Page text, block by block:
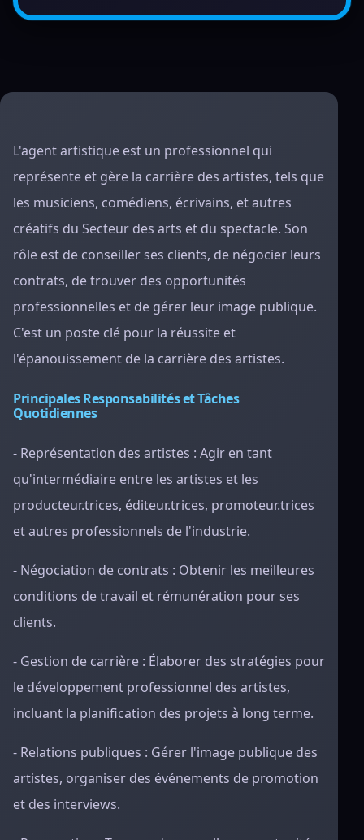
L'agent artistique est un professionnel qui
représente et gère la carrière des artistes, tels que
les musiciens, comédiens, écrivains, et autres
créatifs du Secteur des arts et du spectacle. Son
rôle est de conseiller ses clients, de négocier leurs
contrats, de trouver des opportunités
professionnelles et de gérer leur image publique.
C'est un poste clé pour la réussite et
l'épanouissement de la carrière des artistes.
Principales Responsabilités et Tâches
Quotidiennes
- Représentation des artistes : Agir en tant
qu'intermédiaire entre les artistes et les
producteur.trices, éditeur.trices, promoteur.trices
et autres professionnels de l'industrie.
- Négociation de contrats : Obtenir les meilleures
conditions de travail et rémunération pour ses
clients.
- Gestion de carrière : Élaborer des stratégies pour
le développement professionnel des artistes,
incluant la planification des projets à long terme.
- Relations publiques : Gérer l'image publique des
artistes, organiser des événements de promotion
et des interviews.